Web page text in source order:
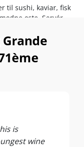
til sushi, kaviar, fisk
oste. Servér
is
wine